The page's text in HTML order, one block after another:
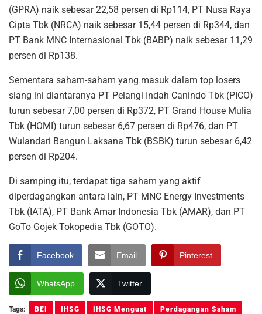
(GPRA) naik sebesar 22,58 persen di Rp114, PT Nusa Raya
Cipta Tbk (NRCA) naik sebesar 15,44 persen di Rp344, dan
PT Bank MNC Internasional Tbk (BABP) naik sebesar 11,29
persen di Rp138.
Sementara saham-saham yang masuk dalam top losers
siang ini diantaranya PT Pelangi Indah Canindo Tbk (PICO)
turun sebesar 7,00 persen di Rp372, PT Grand House Mulia
Tbk (HOMI) turun sebesar 6,67 persen di Rp476, dan PT
Wulandari Bangun Laksana Tbk (BSBK) turun sebesar 6,42
persen di Rp204.
Di samping itu, terdapat tiga saham yang aktif
diperdagangkan antara lain, PT MNC Energy Investments
Tbk (IATA), PT Bank Amar Indonesia Tbk (AMAR), dan PT
GoTo Gojek Tokopedia Tbk (GOTO).
Facebook Email Pinterest
WhatsApp Twitter
Tags: BEI IHSG IHSG Menguat Perdagangan Saham